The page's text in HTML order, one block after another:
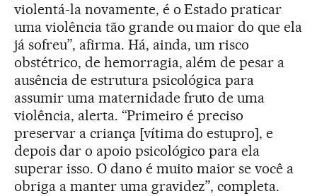
violentá-la novamente, é o Estado praticar
uma violência tão grande ou maior do que ela
já sofreu”, afirma. Há, ainda, um risco
obstétrico, de hemorragia, além de pesar a
ausência de estrutura psicológica para
assumir uma maternidade fruto de uma
violência, alerta. “Primeiro é preciso
preservar a criança [vítima do estupro], e
depois dar o apoio psicológico para ela
superar isso. O dano é muito maior se você a
obriga a manter uma gravidez”, completa.